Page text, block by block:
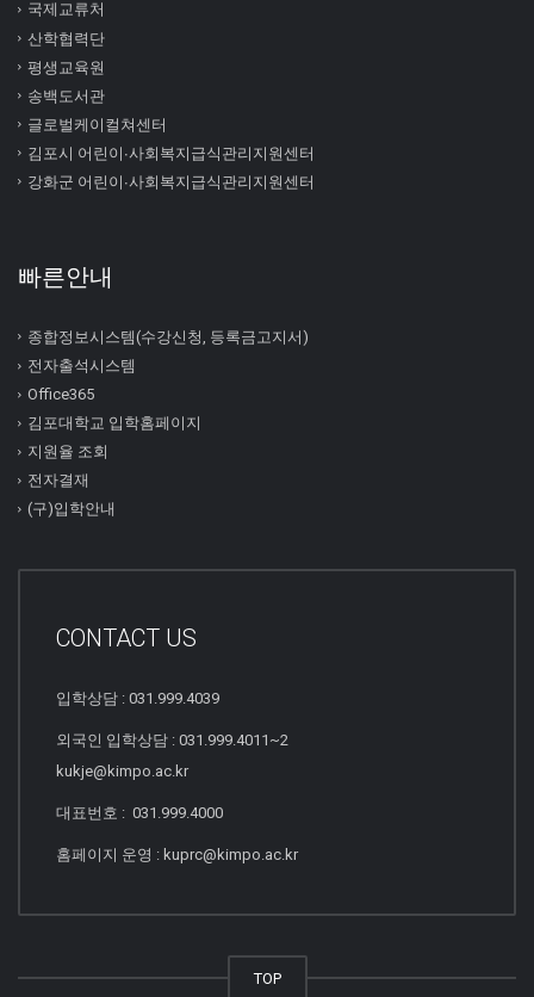
국제교류처
산학협력단
평생교육원
송백도서관
글로벌케이컬쳐센터
김포시 어린이∙사회복지급식관리지원센터
강화군 어린이∙사회복지급식관리지원센터
빠른안내
종합정보시스템(수강신청, 등록금고지서)
전자출석시스템
Office365
김포대학교 입학홈페이지
지원율 조회
전자결재
(구)입학안내
CONTACT US
입학상담 : 031.999.4039
외국인 입학상담 : 031.999.4011~2
kukje@kimpo.ac.kr
대표번호 : 031.999.4000
홈페이지 운영 : kuprc@kimpo.ac.kr
TOP